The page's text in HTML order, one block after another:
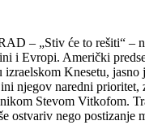
– „Stiv će to rešiti“ –
i Evropi. Američki
Knesetu, jasno
njegov naredni prioritet,
Stevom Vitkofom.
ostvariv nego postizanje